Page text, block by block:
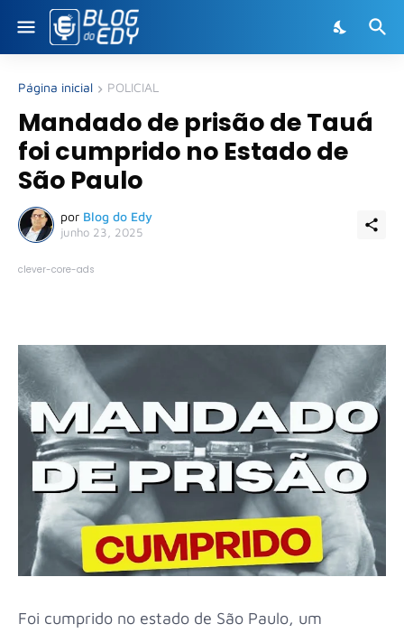
Página inicial POLICIAL
Mandado de prisão de Tauá
foi cumprido no Estado de
São Paulo
por Blog do Edy
junho 23, 2025
clever-core-ads
Foi cumprido no estado de São Paulo, um